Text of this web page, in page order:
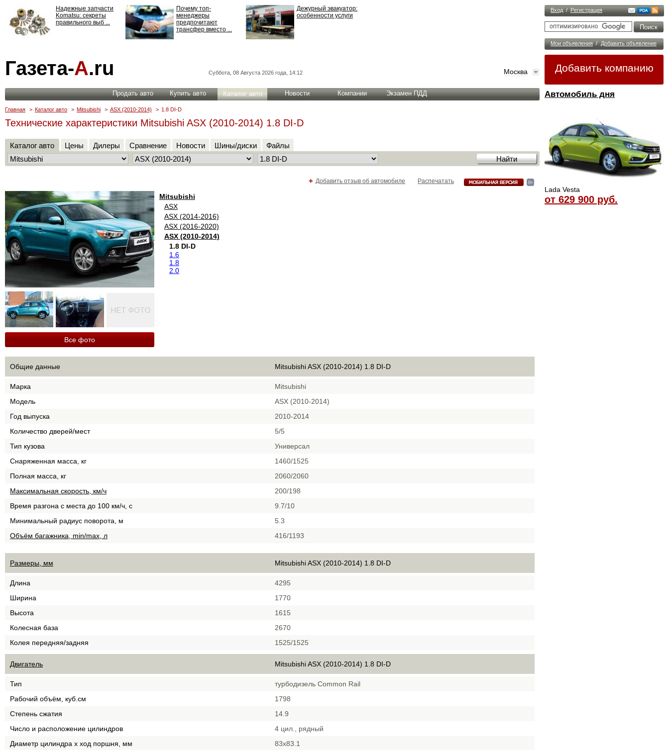
Вход / Регистрация
Мои объявления / Добавить объявление
Добавить компанию
Автомобиль дня
Lada Vesta
от 629 900 руб.
Надежные запчасти
Komatsu: секреты
правильного выб ...
Почему топ-
менеджеры
предпочитают
трансфер вместо ...
Дежурный эвакуатор:
особенности услуги
ответственности: все,
что нужно знать ...
Газета-А.ru Суббота, 08 Августа 2026 года, 14:12 Москва
Продать авто Купить авто Каталог авто Новости Компании Экзамен ПДД
Главная > Каталог авто > Mitsubishi > ASX (2010-2014) > 1.8 DI-D
Технические характеристики Mitsubishi ASX (2010-2014) 1.8 DI-D
Каталог авто Цены Дилеры Сравнение Новости Шины/диски Файлы
Распечатать
+ Добавить отзыв об автомобиле
Все фото
Mitsubishi
ASX
ASX (2014-2016)
ASX (2016-2020)
ASX (2010-2014)
1.8 DI-D
1.6
1.8
2.0
Общие данные Mitsubishi ASX (2010-2014) 1.8 DI-D
Марка
Mitsubishi
Модель
ASX (2010-2014)
Год выпуска
2010-2014
Количество дверей/мест
5/5
Тип кузова
Универсал
Снаряженная масса, кг
1460/1525
Полная масса, кг
2060/2060
Максимальная скорость, км/ч
200/198
Время разгона с места до 100 км/ч, с
9.7/10
Минимальный радиус поворота, м
5.3
Объём багажника, min/max, л
416/1193
Размеры, мм Mitsubishi ASX (2010-2014) 1.8 DI-D
Длина
4295
Ширина
1770
Высота
1615
Колесная база
2670
Колея передняя/задняя
1525/1525
Двигатель Mitsubishi ASX (2010-2014) 1.8 DI-D
Тип
турбодизель Common Rail
Рабочий объём, куб.см
1798
Степень сжатия
14.9
Число и расположение цилиндров
4 цил., рядный
Диаметр цилиндра х ход поршня, мм
83x83.1